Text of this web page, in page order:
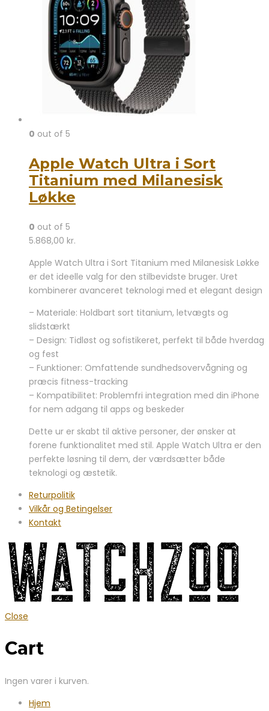
0 out of 5
Apple Watch Ultra i Sort
Titanium med Milanesisk
Løkke
0 out of 5
5.868,00 kr.
Apple Watch Ultra i Sort Titanium med Milanesisk Løkke
er det ideelle valg for den stilbevidste bruger. Uret
kombinerer avanceret teknologi med et elegant design
– Materiale: Holdbart sort titanium, letvægts og
slidstærkt
– Design: Tidløst og sofistikeret, perfekt til både hverdag
og fest
– Funktioner: Omfattende sundhedsovervågning og
præcis fitness-tracking
– Kompatibilitet: Problemfri integration med din iPhone
for nem adgang til apps og beskeder
Dette ur er skabt til aktive personer, der ønsker at
forene funktionalitet med stil. Apple Watch Ultra er den
perfekte løsning til dem, der værdsætter både
teknologi og æstetik.
Returpolitik
Vilkår og Betingelser
Kontakt
Close
Cart
Ingen varer i kurven.
Hjem